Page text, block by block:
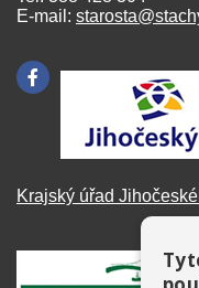
E-mail:
Krajský úřad